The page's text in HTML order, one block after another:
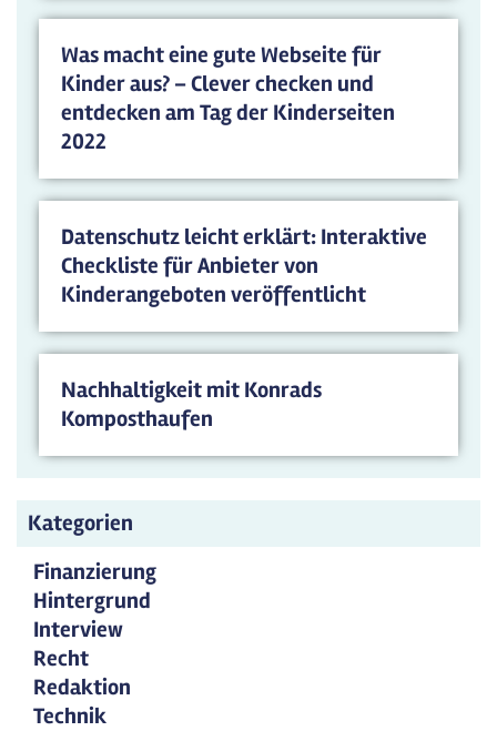
Was macht eine gute Webseite für
Kinder aus? – Clever checken und
entdecken am Tag der Kinderseiten
2022
Datenschutz leicht erklärt: Interaktive
Checkliste für Anbieter von
Kinderangeboten veröffentlicht
Nachhaltigkeit mit Konrads
Komposthaufen
Kategorien
Finanzierung
Hintergrund
Interview
Recht
Redaktion
Technik